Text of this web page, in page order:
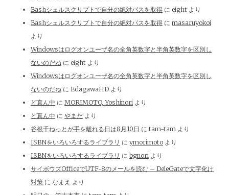
Bashシェルスクリプトで自分の絶対パスを取得 に eight より
Bashシェルスクリプトで自分の絶対パスを取得 に masaruyokoi
より
Windowsはログオンユーザ名の全角英数字と半角英数字を区別し
ないのだね に eight より
Windowsはログオンユーザ名の全角英数字と半角英数字を区別し
ないのだね に EdagawaHD より
ど真ん中 に MORIMOTO, Yoshinori より
ど真ん中 に やまだ より
谷根千ねっとが手を離れる日は8月10日 に tam-tam より
ISBNをいろいろするライブラリ に ymorimoto より
ISBNをいろいろするライブラリ に bgnori より
サイボウズOfficeでUTF-8のメールを読む – DeleGateで文字化け
対策 に なまえ より